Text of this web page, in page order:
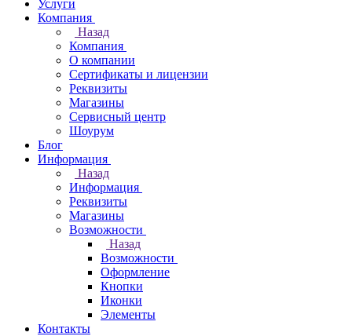
Услуги
Компания
Назад
Компания
О компании
Сертификаты и лицензии
Реквизиты
Магазины
Сервисный центр
Шоурум
Блог
Информация
Назад
Информация
Реквизиты
Магазины
Возможности
Назад
Возможности
Оформление
Кнопки
Иконки
Элементы
Контакты